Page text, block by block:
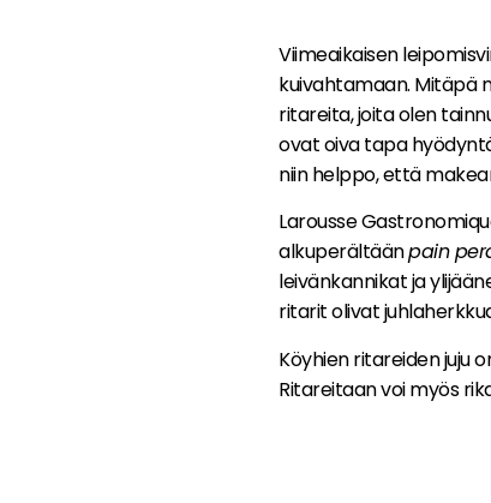
Viimeaikaisen
kuivahtamaan. Mitäpä
ritareita, joita olen
ovat oiva tapa
niin helppo, että
Larousse
alkuperältäänpain
leivänkannikat ja
ritarit olivat
Köyhien ritareiden juju
Ritareitaan voi myös